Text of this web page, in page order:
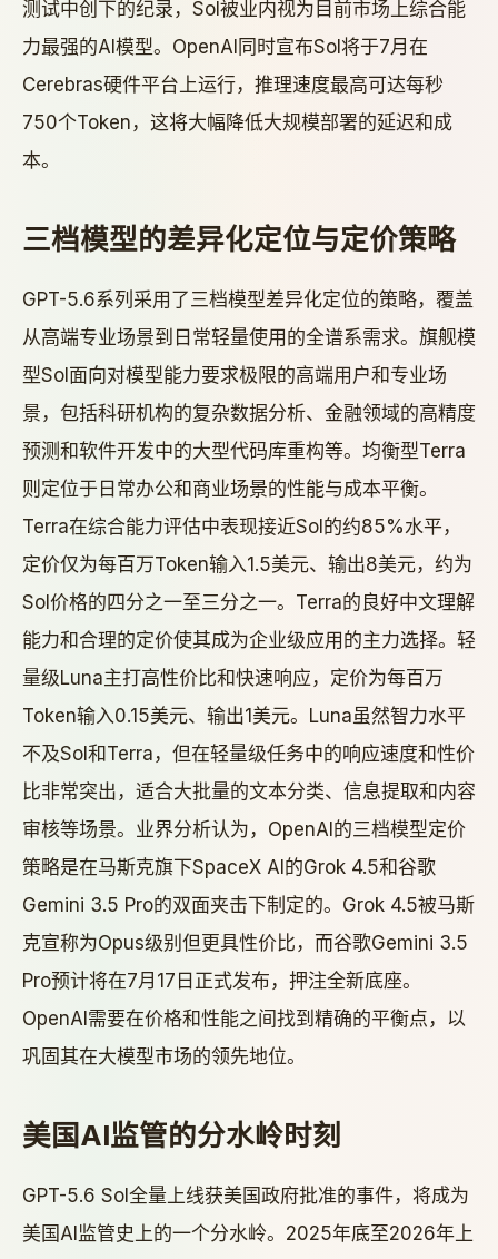
测试中创下的纪录，Sol被业内视为目前市场上综合能
力最强的AI模型。OpenAI同时宣布Sol将于7月在
Cerebras硬件平台上运行，推理速度最高可达每秒
750个Token，这将大幅降低大规模部署的延迟和成
本。
三档模型的差异化定位与定价策略
GPT-5.6系列采用了三档模型差异化定位的策略，覆盖
从高端专业场景到日常轻量使用的全谱系需求。旗舰模
型Sol面向对模型能力要求极限的高端用户和专业场
景，包括科研机构的复杂数据分析、金融领域的高精度
预测和软件开发中的大型代码库重构等。均衡型Terra
则定位于日常办公和商业场景的性能与成本平衡。
Terra在综合能力评估中表现接近Sol的约85%水平，
定价仅为每百万Token输入1.5美元、输出8美元，约为
Sol价格的四分之一至三分之一。Terra的良好中文理解
能力和合理的定价使其成为企业级应用的主力选择。轻
量级Luna主打高性价比和快速响应，定价为每百万
Token输入0.15美元、输出1美元。Luna虽然智力水平
不及Sol和Terra，但在轻量级任务中的响应速度和性价
比非常突出，适合大批量的文本分类、信息提取和内容
审核等场景。业界分析认为，OpenAI的三档模型定价
策略是在马斯克旗下SpaceX AI的Grok 4.5和谷歌
Gemini 3.5 Pro的双面夹击下制定的。Grok 4.5被马斯
克宣称为Opus级别但更具性价比，而谷歌Gemini 3.5
Pro预计将在7月17日正式发布，押注全新底座。
OpenAI需要在价格和性能之间找到精确的平衡点，以
巩固其在大模型市场的领先地位。
美国AI监管的分水岭时刻
GPT-5.6 Sol全量上线获美国政府批准的事件，将成为
美国AI监管史上的一个分水岭。2025年底至2026年上